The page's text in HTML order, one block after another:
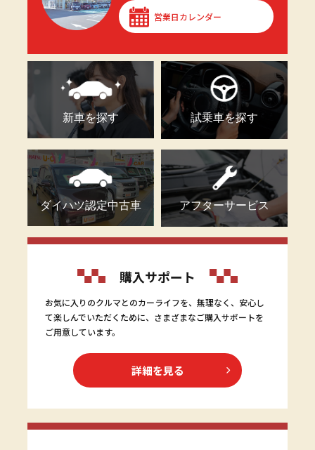
営業日カレンダー
新車を探す 試乗車を探す
ダイハツ認定中古車 アフターサービス
購入サポート
お気に入りのクルマとのカーライフを、無理なく、安心し
て楽しんでいただくために、さまざまなご購入サポートを
ご用意しています。
詳細を見る